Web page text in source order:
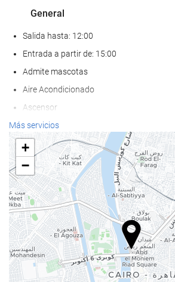
General
Salida hasta: 12:00
Entrada a partir de: 15:00
Admite mascotas
Aire Acondicionado
Ascensor
AAdaptado para personas con movilidad
Habitaciones No fumadores
Zona de fumadores
Bienestar
Pool bar
Toallas de playa o piscina
Camastros
Sombrillas
Más servicios
+
−